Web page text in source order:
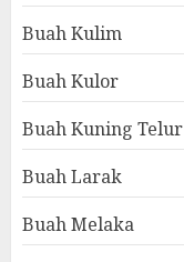
Buah Kulim
Buah Kulor
Buah Kuning Telur
Buah Larak
Buah Melaka